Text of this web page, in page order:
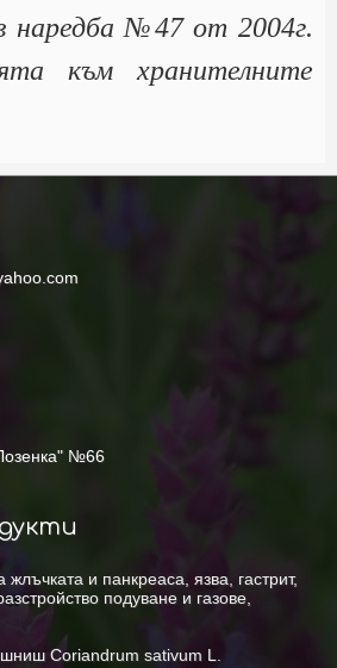
наредба №47 от 2004г.
към хранителните
№66
и панкреаса, язва, гастрит,
подуване и газове,
Coriandrum sativum L.